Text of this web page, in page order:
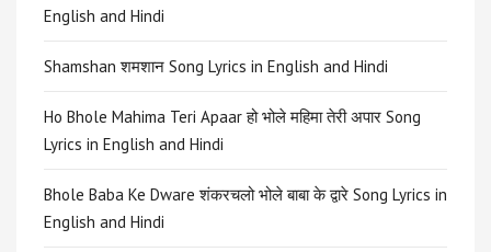
English and Hindi
Shamshan शमशान Song Lyrics in English and Hindi
Ho Bhole Mahima Teri Apaar हो भोले महिमा तेरी अपार Song
Lyrics in English and Hindi
Bhole Baba Ke Dware शंकरचलो भोले बाबा के द्वारे Song Lyrics in
English and Hindi